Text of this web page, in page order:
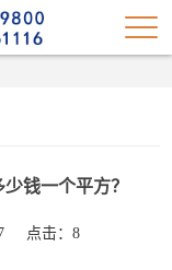
钱一个平方？
点击： 8